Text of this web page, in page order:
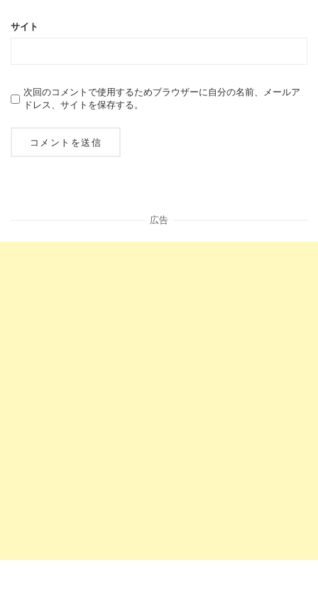
サイト
次回のコメントで使用するためブラウザーに自分の名前、メールア
ドレス、サイトを保存する。
広告